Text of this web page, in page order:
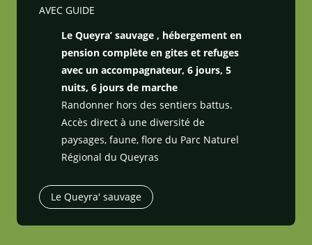
AVEC GUIDE
Le Queyra’ sauvage , hébergement en
pension complète en gites et refuges
avec un accompagnateur, 6 jours, 5
nuits, 6 jours de marche
Randonner hors des sentiers battus.
Accès direct à une diversité de
paysages, faune, flore du Parc Naturel
Régional du Queyras
Le Queyra' sauvage